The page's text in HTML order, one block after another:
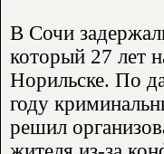
В Сочи
который 27 лет
Норильске. По
году
решил